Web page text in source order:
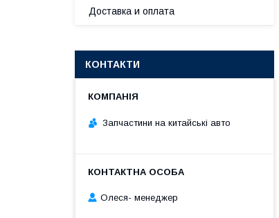
Доставка и оплата
КОНТАКТИ
Запчастини на китайські авто
Олеся- менеджер